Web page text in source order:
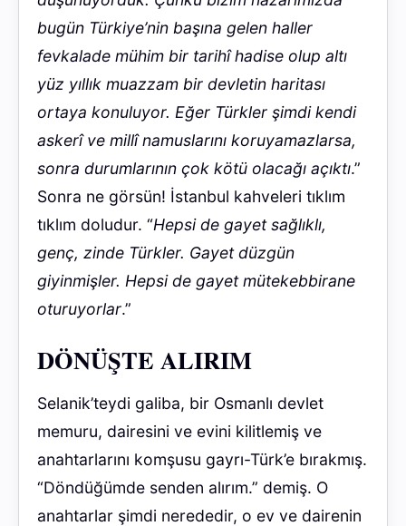
bugün Türkiye’nin başına gelen haller
fevkalade mühim bir tarihî hadise olup altı
yüz yıllık muazzam bir devletin haritası
ortaya konuluyor. Eğer Türkler şimdi kendi
askerî ve millî namuslarını koruyamazlarsa,
sonra durumlarının çok kötü olacağı açıktı.”
Sonra ne görsün! İstanbul kahveleri tıklım
tıklım doludur. “Hepsi de gayet sağlıklı,
genç, zinde Türkler. Gayet düzgün
giyinmişler. Hepsi de gayet mütekebbirane
oturuyorlar.”
DÖNÜŞTE ALIRIM
Selanik’teydi galiba, bir Osmanlı devlet
memuru, dairesini ve evini kilitlemiş ve
anahtarlarını komşusu gayrı-Türk’e bırakmış.
“Döndüğümde senden alırım.” demiş. O
anahtarlar şimdi nerededir, o ev ve dairenin